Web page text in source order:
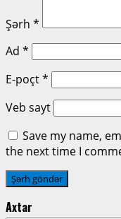
Şərh *
Ad *
E-poçt*
Veb sayt
Save my name,
the next time I
Axtar